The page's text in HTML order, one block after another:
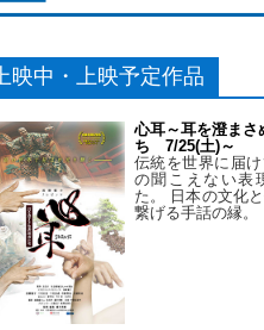
上映中・上映予定作品
心耳～耳を澄まさ
ち 7/25(土)～
伝統を世界に届
の聞こえない表
た。 日本の文化
繋げる手話の縁。